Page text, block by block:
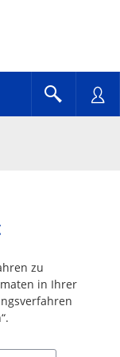
zu
in Ihrer